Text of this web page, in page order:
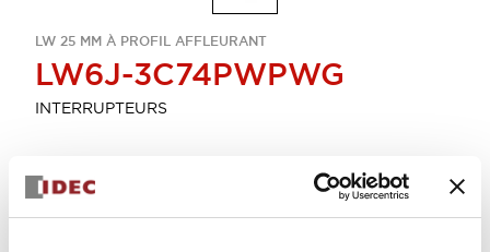
LW 25 MM À PROFIL AFFLEURANT
LW6J-3C74PWPWG
INTERRUPTEURS
Sélectionner la quantité